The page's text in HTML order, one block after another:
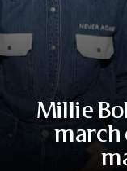
Millie
march